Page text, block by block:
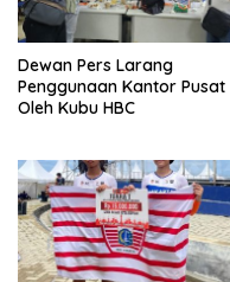
Dewan Pers Larang
Penggunaan Kantor Pusat
Oleh Kubu HBC